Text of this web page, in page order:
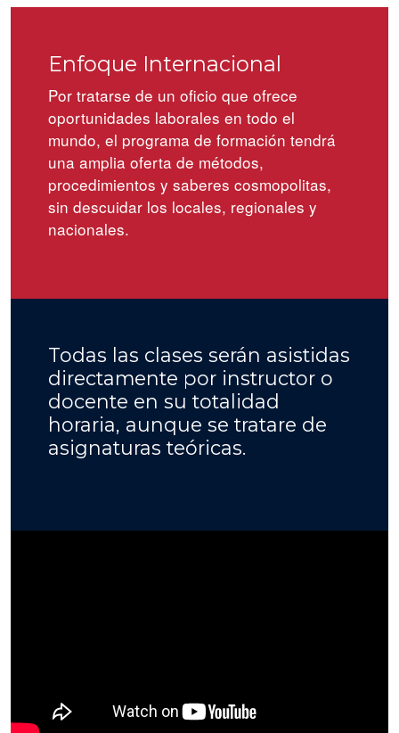
Enfoque Internacional
Por tratarse de un oficio que ofrece
oportunidades laborales en todo el
mundo, el programa de formación tendrá
una amplia oferta de métodos,
procedimientos y saberes cosmopolitas,
sin descuidar los locales, regionales y
nacionales.
Todas las clases serán asistidas
directamente por instructor o
docente en su totalidad
horaria, aunque se tratare de
asignaturas teóricas.